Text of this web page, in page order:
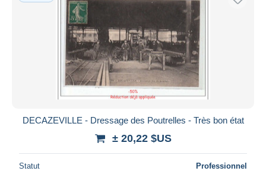
DECAZEVILLE - Dressage des Poutrelles - Très bon état
± 20,22 $US
Statut Professionnel